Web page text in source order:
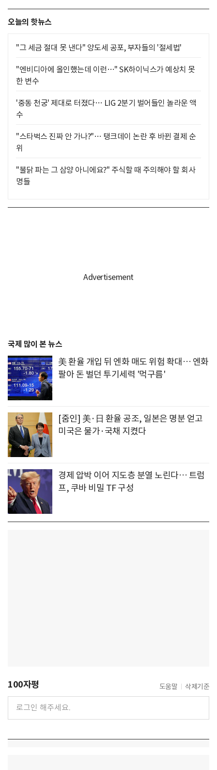
오늘의 핫뉴스
"그 세금 절대 못 낸다" 양도세 공포, 부자들의 '절세법'
"엔비디아에 올인했는데 이런…" SK하이닉스가 예상치 못
한 변수
'중동 천궁' 제대로 터졌다… LIG 2분기 벌어들인 놀라운 액
수
"스타벅스 진짜 안 가나?"… 탱크데이 논란 후 바뀐 결제 순
위
"불닭 파는 그 삼양 아니에요?" 주식할 때 주의해야 할 회사
명들
국제 많이 본 뉴스
美 환율 개입 뒤 엔화 매도 위험 확대… 엔화
팔아 돈 벌던 투기세력 '먹구름'
[줌인] 美·日 환율 공조, 일본은 명분 얻고
미국은 물가·국채 지켰다
경제 압박 이어 지도층 분열 노린다… 트럼
프, 쿠바 비밀 TF 구성
100자평 도움말 삭제기준